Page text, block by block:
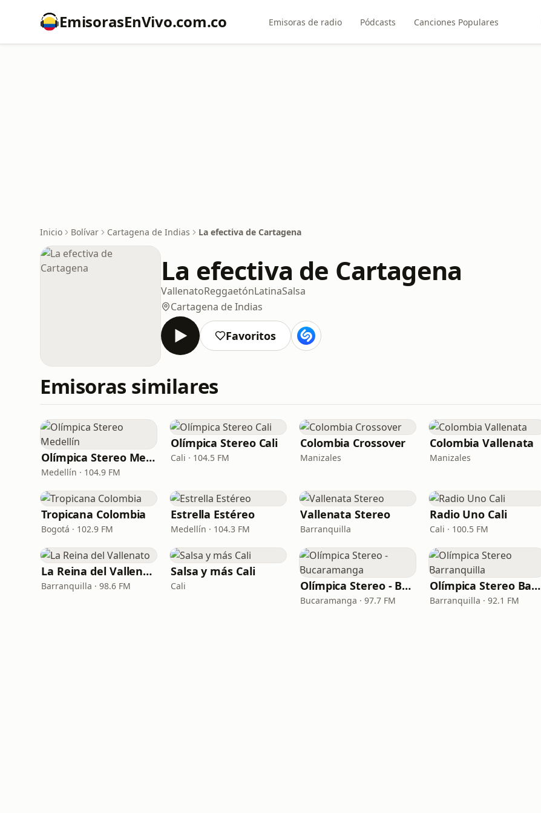
EmisorasEnVivo.com.co Emisoras de radio Pódcasts Canciones Populares
Inicio Bolívar Cartagena de Indias La efectiva de Cartagena
La efectiva de Cartagena
VallenatoReggaetónLatinaSalsa
Cartagena de Indias
Favoritos
Emisoras similares
Olímpica Stereo Medellín
Medellín · 104.9 FM
Olímpica Stereo Cali
Cali · 104.5 FM
Colombia Crossover
Manizales
Colombia Vallenata
Manizales
Tropicana Colombia
Bogotá · 102.9 FM
Estrella Estéreo
Medellín · 104.3 FM
Vallenata Stereo
Barranquilla
Radio Uno Cali
Cali · 100.5 FM
La Reina del Vallenato
Barranquilla · 98.6 FM
Salsa y más Cali
Cali Olímpica Stereo - Bucaramanga
Bucaramanga · 97.7 FM
Olímpica Stereo Barranquilla
Barranquilla · 92.1 FM